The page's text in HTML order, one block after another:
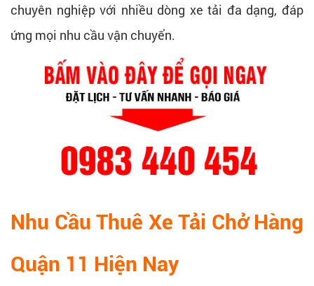
chuyên nghiệp với nhiều dòng xe tải đa dạng, đáp
ứng mọi nhu cầu vận chuyển.
Nhu Cầu Thuê Xe Tải Chở Hàng
Quận 11 Hiện Nay